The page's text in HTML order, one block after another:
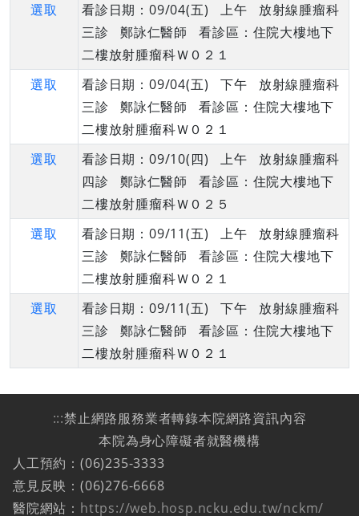
選取
看診日期：09/04(五) 上午 放射線腫瘤科
三診 鄭詠仁醫師 看診區：住院大樓地下
二樓放射腫瘤科Ｗ０２１
選取
看診日期：09/04(五) 下午 放射線腫瘤科
三診 鄭詠仁醫師 看診區：住院大樓地下
二樓放射腫瘤科Ｗ０２１
選取
看診日期：09/10(四) 上午 放射線腫瘤科
四診 鄭詠仁醫師 看診區：住院大樓地下
二樓放射腫瘤科Ｗ０２５
選取
看診日期：09/11(五) 上午 放射線腫瘤科
三診 鄭詠仁醫師 看診區：住院大樓地下
二樓放射腫瘤科Ｗ０２１
選取
看診日期：09/11(五) 下午 放射線腫瘤科
三診 鄭詠仁醫師 看診區：住院大樓地下
二樓放射腫瘤科Ｗ０２１
:::禁止網路服務業者轉錄本院網路資訊內容
本院為身心障礙者就醫機構
人工預約：(06)235-3333
意見反映：(06)276-6668
醫院網站： https://web.hosp.ncku.edu.tw/nckm/